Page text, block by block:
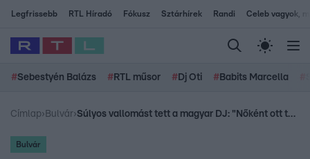
Legfrissebb RTL Híradó Fókusz Sztárhírek Randi Celeb vagyok,
#Sebestyén Balázs # RTL műsor # Dj Oti # Babits Marcella
Címlap› Bulvár› Súlyos vallomást tett a magyar DJ: "Nőként ott tett tönkre, ahol nem számítottam rá"
Bulvár